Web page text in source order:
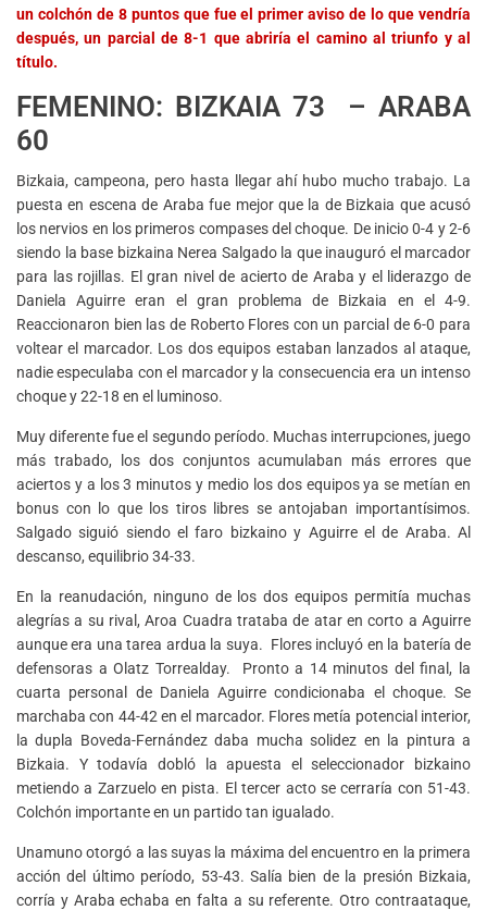
un colchón de 8 puntos que fue el primer aviso de lo que vendría
después, un parcial de 8-1 que abriría el camino al triunfo y al
título.
FEMENINO: BIZKAIA 73 – ARABA
60
Bizkaia, campeona, pero hasta llegar ahí hubo mucho trabajo. La
puesta en escena de Araba fue mejor que la de Bizkaia que acusó
los nervios en los primeros compases del choque. De inicio 0-4 y 2-6
siendo la base bizkaina Nerea Salgado la que inauguró el marcador
para las rojillas. El gran nivel de acierto de Araba y el liderazgo de
Daniela Aguirre eran el gran problema de Bizkaia en el 4-9.
Reaccionaron bien las de Roberto Flores con un parcial de 6-0 para
voltear el marcador. Los dos equipos estaban lanzados al ataque,
nadie especulaba con el marcador y la consecuencia era un intenso
choque y 22-18 en el luminoso.
Muy diferente fue el segundo período. Muchas interrupciones, juego
más trabado, los dos conjuntos acumulaban más errores que
aciertos y a los 3 minutos y medio los dos equipos ya se metían en
bonus con lo que los tiros libres se antojaban importantísimos.
Salgado siguió siendo el faro bizkaino y Aguirre el de Araba. Al
descanso, equilibrio 34-33.
En la reanudación, ninguno de los dos equipos permitía muchas
alegrías a su rival, Aroa Cuadra trataba de atar en corto a Aguirre
aunque era una tarea ardua la suya. Flores incluyó en la batería de
defensoras a Olatz Torrealday. Pronto a 14 minutos del final, la
cuarta personal de Daniela Aguirre condicionaba el choque. Se
marchaba con 44-42 en el marcador. Flores metía potencial interior,
la dupla Boveda-Fernández daba mucha solidez en la pintura a
Bizkaia. Y todavía dobló la apuesta el seleccionador bizkaino
metiendo a Zarzuelo en pista. El tercer acto se cerraría con 51-43.
Colchón importante en un partido tan igualado.
Unamuno otorgó a las suyas la máxima del encuentro en la primera
acción del último período, 53-43. Salía bien de la presión Bizkaia,
corría y Araba echaba en falta a su referente. Otro contraataque,